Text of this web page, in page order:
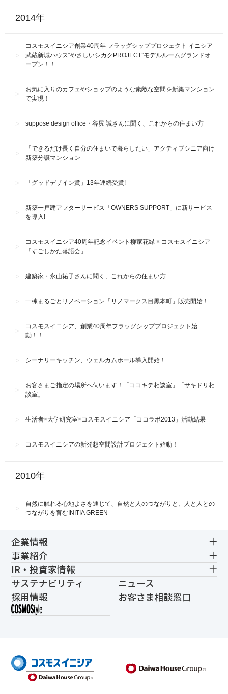
2014年
コスモスイニシア創業40周年 フラッグシッププロジェクト イニシア
武蔵新城ハウス“やさしいシカクPROJECT”モデルルームグランドオ
ープン！！
お気に入りのカフェやショップのような素敵な空間を新築マンション
で実現！
suppose design office・谷尻 誠さんに聞く、これからの住まい方
「できるだけ長く自分の住まいで暮らしたい」アクティブシニア向け
新築分譲マンション
「グッドデザイン賞」13年連続受賞!
新築一戸建アフターサービス「OWNERS SUPPORT」に新サービス
を導入!
コスモスイニシア40周年記念イベント柳家花緑 × コスモスイニシア
「すごしかた落語会」
建築家・永山祐子さんに聞く、これからの住まい方
一棟まるごとリノベーション「リノマークス目黒本町」販売開始！
コスモスイニシア、創業40周年フラッグシッププロジェクト始
動！！
シーナリーキッチン、ウェルカムホール導入開始！
お客さまご指定の場所へ伺います！「ココキテ相談室」「サキドリ相
談室」
生活者×大学研究室×コスモスイニシア「ココラボ2013」活動結果
コスモスイニシアの新発想空間設計プロジェクト始動！
2010年
自然に触れる心地よさを通じて、自然と人のつながりと、人と人との
つながりを育むINITIA GREEN
企業情報
事業紹介
IR・投資家情報
サステナビリティ
ニュース
採用情報
お客さま相談窓口